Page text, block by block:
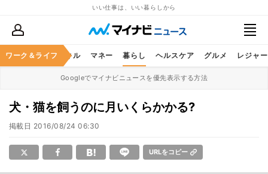
いい仕事は、いい暮らしから
ワーク＆ライフ
ア ビジネススキル マネー 暮らし ヘルスケア グルメ レジャー
Googleでマイナビニュースを優先表示する方法
犬・猫を飼うのに月いくらかかる?
掲載日 2016/08/24 06:30
URLをコピー